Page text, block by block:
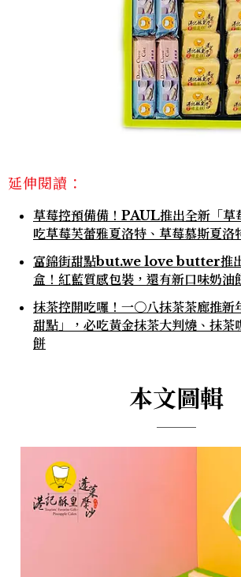
延伸閱讀：
草莓控預備備！PAUL推出全新「草
吃草莓芙蕾雅夏洛特、草莓慕斯夏洛
富錦街甜點but.we love butter推
盒！紅藍質感包裝，還有新口味奶油
抹茶控開吃囉！一〇八抹茶茶廊推新
甜點」，必吃黃金抹茶大判燒、抹茶
餅
本文圖輯